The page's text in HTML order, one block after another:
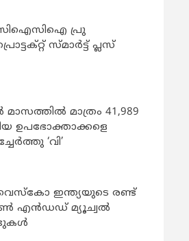
പ്രു
സ്മാർട്ട് പ്ലസ്
മാത്രം 41,989
ഉപഭോക്താക്കളെ
‘വി’
ഇന്ത്യയുടെ രണ്ട്
എന്‍ഡഡ് മ്യൂച്വല്‍